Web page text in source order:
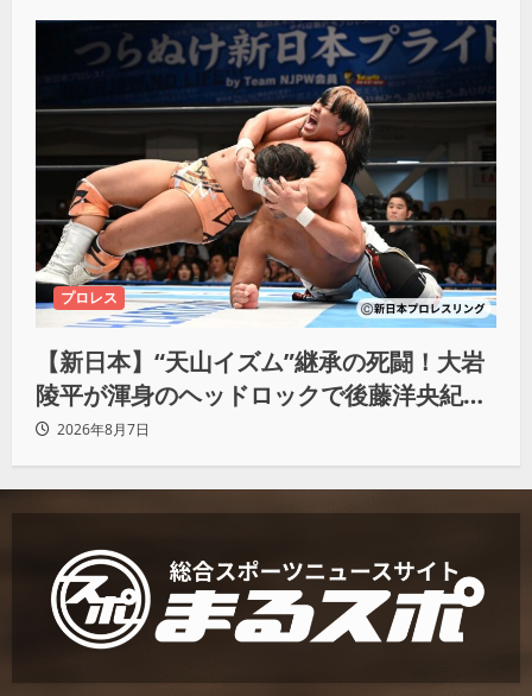
プロレス
【新日本】“天山イズム”継承の死闘！大岩
陵平が渾身のヘッドロックで後藤洋央紀か
らタップ奪取 執念の「リベンジ＆4勝目」
2026年8月7日